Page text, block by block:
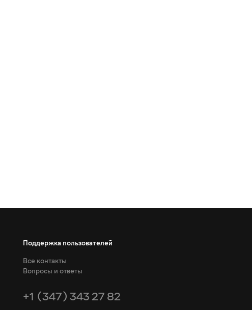
Поддержка пользователей
Все контакты
Вопросы и ответы
+1 (347) 343 27 82